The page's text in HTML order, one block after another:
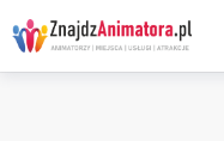
Skip
to
content